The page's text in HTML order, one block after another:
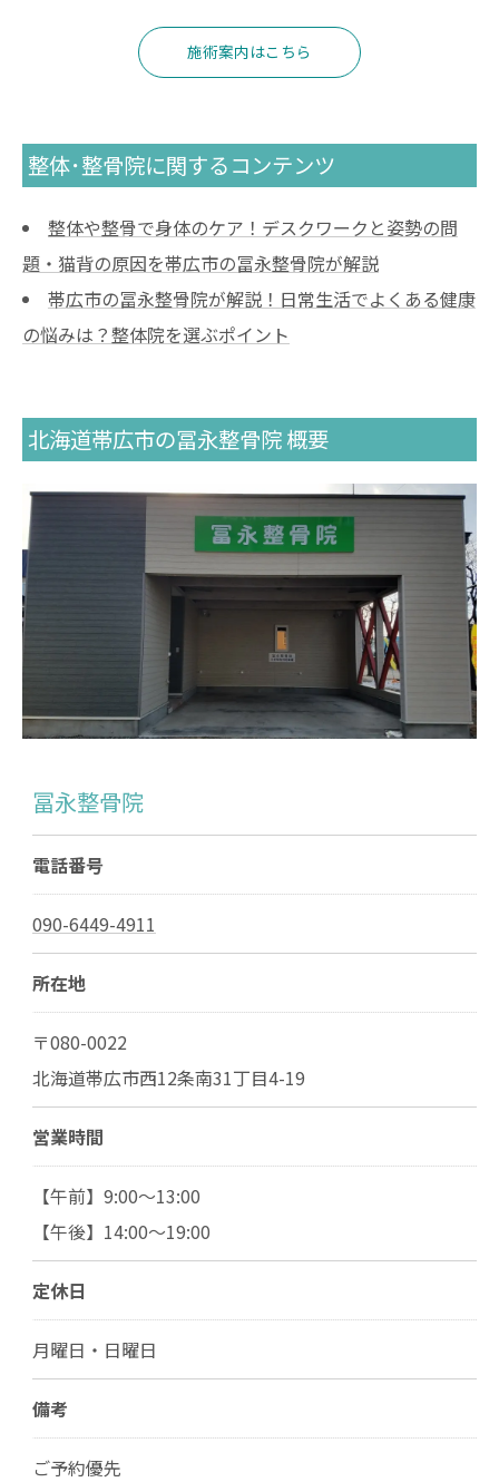
施術案内はこちら
整体･整骨院に関するコンテンツ
整体や整骨で身体のケア！デスクワークと姿勢の問
題・猫背の原因を帯広市の冨永整骨院が解説
帯広市の冨永整骨院が解説！日常生活でよくある健康
の悩みは？整体院を選ぶポイント
北海道帯広市の冨永整骨院 概要
冨永整骨院
電話番号
090-6449-4911
所在地
〒080-0022
北海道帯広市西12条南31丁目4-19
営業時間
【午前】9:00～13:00
【午後】14:00～19:00
定休日
月曜日・日曜日
備考
ご予約優先